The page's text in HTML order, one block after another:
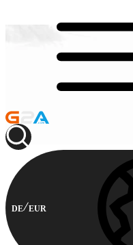
DE EUR